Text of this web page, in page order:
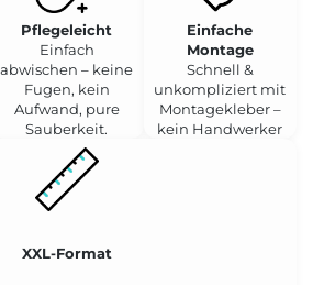
Pflegeleicht
Einfach
abwischen – keine
Fugen, kein
Aufwand, pure
Sauberkeit.
Einfache
Montage
Schnell &
unkompliziert mit
Montagekleber –
kein Handwerker
XXL-Format